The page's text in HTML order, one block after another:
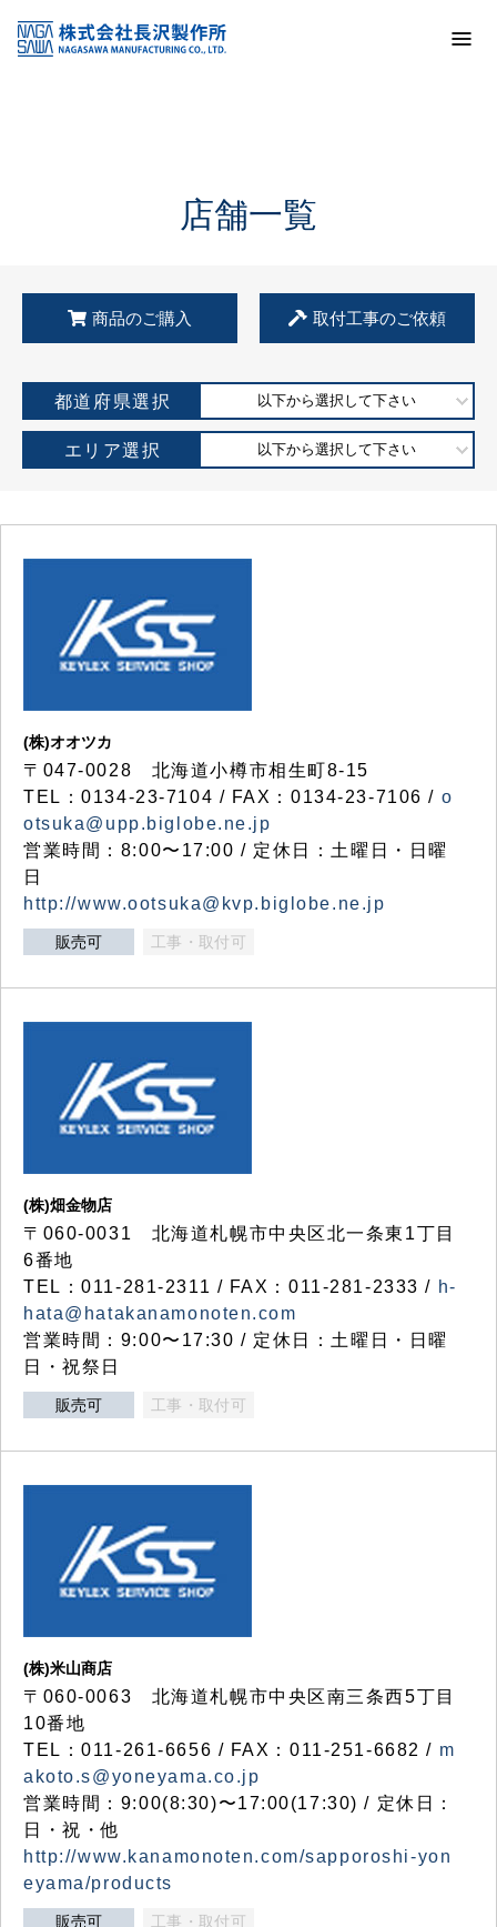
KSS加盟店・取扱店情報
店舗一覧
店舗一覧
商品のご購入 取付工事のご依頼
都道府県選択 以下から選択して下さい
エリア選択 以下から選択して下さい
(株)オオツカ
〒047-0028 北海道小樽市相生町8-15
TEL：0134-23-7104 / FAX：0134-23-7106 / o
otsuka@upp.biglobe.ne.jp
営業時間：8:00〜17:00 / 定休日：土曜日・日曜
日
http://www.ootsuka@kvp.biglobe.ne.jp
販売可 工事・取付可
(株)畑金物店
〒060-0031 北海道札幌市中央区北一条東1丁目
6番地
TEL：011-281-2311 / FAX：011-281-2333 / h-
hata@hatakanamonoten.com
営業時間：9:00〜17:30 / 定休日：土曜日・日曜
日・祝祭日
販売可 工事・取付可
(株)米山商店
〒060-0063 北海道札幌市中央区南三条西5丁目
10番地
TEL：011-261-6656 / FAX：011-251-6682 / m
akoto.s@yoneyama.co.jp
営業時間：9:00(8:30)〜17:00(17:30) / 定休日：
日・祝・他
http://www.kanamonoten.com/sapporoshi-yon
eyama/products
販売可 工事・取付可